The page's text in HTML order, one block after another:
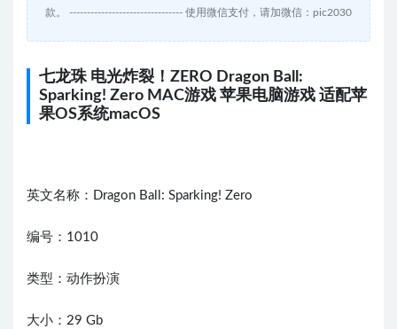
款。 -------------------------------- 使用微信支付，请加微信：pic2030
七龙珠 电光炸裂！ZERO Dragon Ball:
Sparking! Zero MAC游戏 苹果电脑游戏 适配苹
果OS系统macOS
英文名称：Dragon Ball: Sparking! Zero
编号：1010
类型：动作扮演
大小：29 Gb